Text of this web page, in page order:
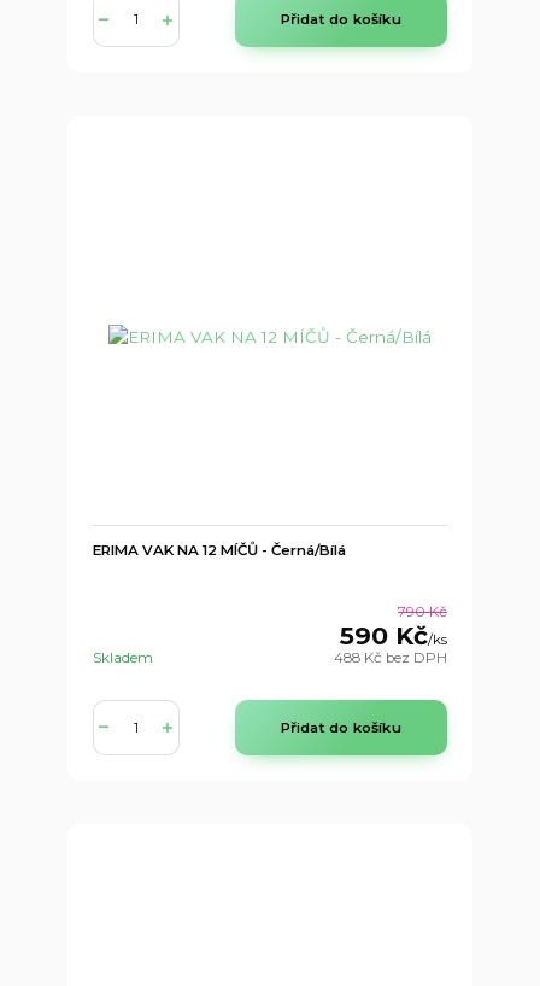
Přidat do košíku
ERIMA VAK NA 12 MÍČŮ - Černá/Bílá
790 Kč
590 Kč/ks
488 Kč bez DPH
Skladem
Přidat do košíku